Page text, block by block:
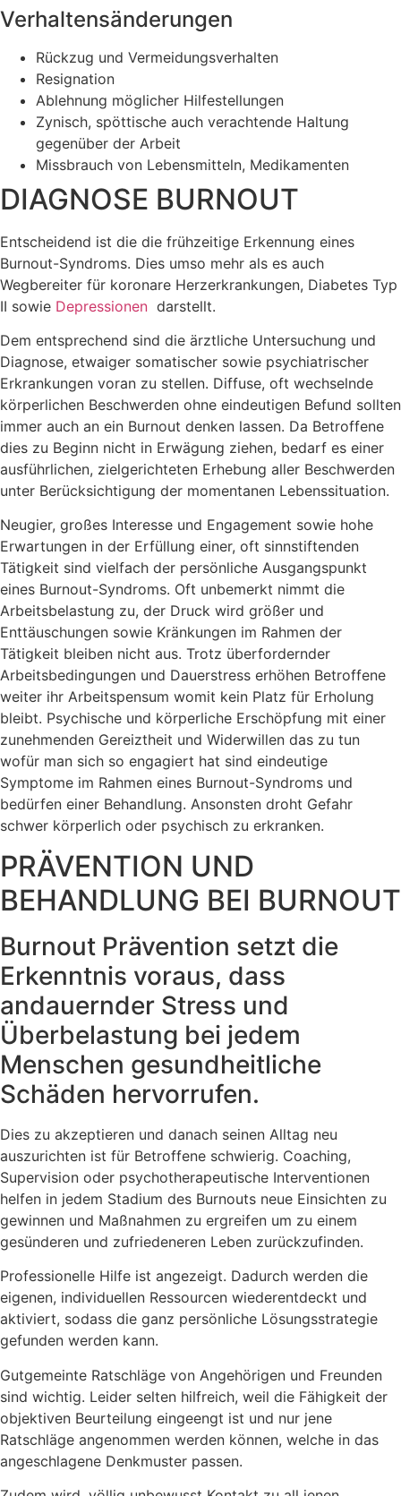
Verhaltensänderungen
Rückzug und Vermeidungsverhalten
Resignation
Ablehnung möglicher Hilfestellungen
Zynisch, spöttische auch verachtende Haltung
gegenüber der Arbeit
Missbrauch von Lebensmitteln, Medikamenten
DIAGNOSE BURNOUT
Entscheidend ist die die frühzeitige Erkennung eines
Burnout-Syndroms. Dies umso mehr als es auch
Wegbereiter für koronare Herzerkrankungen, Diabetes Typ
II sowie Depressionen darstellt.
Dem entsprechend sind die ärztliche Untersuchung und
Diagnose, etwaiger somatischer sowie psychiatrischer
Erkrankungen voran zu stellen. Diffuse, oft wechselnde
körperlichen Beschwerden ohne eindeutigen Befund sollten
immer auch an ein Burnout denken lassen. Da Betroffene
dies zu Beginn nicht in Erwägung ziehen, bedarf es einer
ausführlichen, zielgerichteten Erhebung aller Beschwerden
unter Berücksichtigung der momentanen Lebenssituation.
Neugier, großes Interesse und Engagement sowie hohe
Erwartungen in der Erfüllung einer, oft sinnstiftenden
Tätigkeit sind vielfach der persönliche Ausgangspunkt
eines Burnout-Syndroms. Oft unbemerkt nimmt die
Arbeitsbelastung zu, der Druck wird größer und
Enttäuschungen sowie Kränkungen im Rahmen der
Tätigkeit bleiben nicht aus. Trotz überfordernder
Arbeitsbedingungen und Dauerstress erhöhen Betroffene
weiter ihr Arbeitspensum womit kein Platz für Erholung
bleibt. Psychische und körperliche Erschöpfung mit einer
zunehmenden Gereiztheit und Widerwillen das zu tun
wofür man sich so engagiert hat sind eindeutige
Symptome im Rahmen eines Burnout-Syndroms und
bedürfen einer Behandlung. Ansonsten droht Gefahr
schwer körperlich oder psychisch zu erkranken.
PRÄVENTION UND
BEHANDLUNG BEI BURNOUT
Burnout Prävention setzt die
Erkenntnis voraus, dass
andauernder Stress und
Überbelastung bei jedem
Menschen gesundheitliche
Schäden hervorrufen.
Dies zu akzeptieren und danach seinen Alltag neu
auszurichten ist für Betroffene schwierig. Coaching,
Supervision oder psychotherapeutische Interventionen
helfen in jedem Stadium des Burnouts neue Einsichten zu
gewinnen und Maßnahmen zu ergreifen um zu einem
gesünderen und zufriedeneren Leben zurückzufinden.
Professionelle Hilfe ist angezeigt. Dadurch werden die
eigenen, individuellen Ressourcen wiederentdeckt und
aktiviert, sodass die ganz persönliche Lösungsstrategie
gefunden werden kann.
Gutgemeinte Ratschläge von Angehörigen und Freunden
sind wichtig. Leider selten hilfreich, weil die Fähigkeit der
objektiven Beurteilung eingeengt ist und nur jene
Ratschläge angenommen werden können, welche in das
angeschlagene Denkmuster passen.